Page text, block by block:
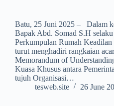
Batu, 25 Juni 2025 – Dalam
Bapak Abd. Somad S.H
Perkumpulan Rumah Keadilan
turut menghadiri rangkaian
Memorandum of
Kuasa Khusus antara
tujuh Organisasi…
tesweb.site
26 June